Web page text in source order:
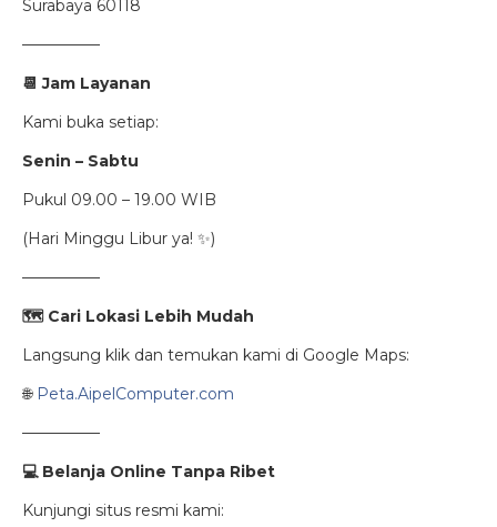
Surabaya 60118
—————
📆 Jam Layanan
Kami buka setiap:
Senin – Sabtu
Pukul 09.00 – 19.00 WIB
(Hari Minggu Libur ya! ✨)
—————
🗺️ Cari Lokasi Lebih Mudah
Langsung klik dan temukan kami di Google Maps:
🌐 Peta.AipelComputer.com
—————
💻Belanja Online Tanpa Ribet
Kunjungi situs resmi kami: